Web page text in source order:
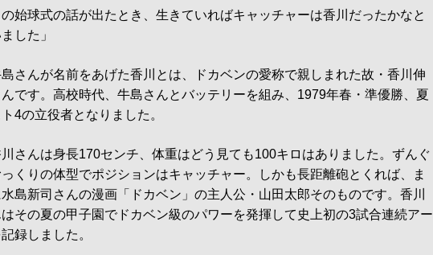
の始球式の話が出たとき、生きていればキャッチャーは香川だったかなと
した」
さんが名前をあげた香川とは、ドカベンの愛称で親しまれた故・香川伸
です。高校時代、牛島さんとバッテリーを組み、1979年春・準優勝、夏
4の立役者となりました。
さんは身長170センチ、体重はどう見ても100キロはありました。ずんぐ
っくりの体型でポジションはキャッチャー。しかも長距離砲とくれば、ま
水島新司さんの漫画「ドカベン」の主人公・山田太郎そのものです。香川
はその夏の甲子園でドカベン級のパワーを発揮して史上初の3試合連続アー
録しました。